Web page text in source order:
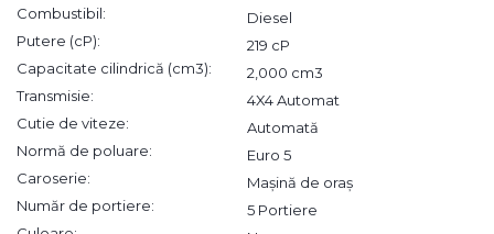
Combustibil:
Diesel
Putere (cP):
219 cP
Capacitate cilindrică (cm3):
2,000 cm3
Transmisie:
4X4 Automat
Cutie de viteze:
Automată
Normă de poluare:
Euro 5
Caroserie:
Mașină de oraș
Număr de portiere:
5 Portiere